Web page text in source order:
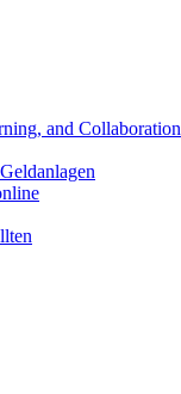
and Collaboration